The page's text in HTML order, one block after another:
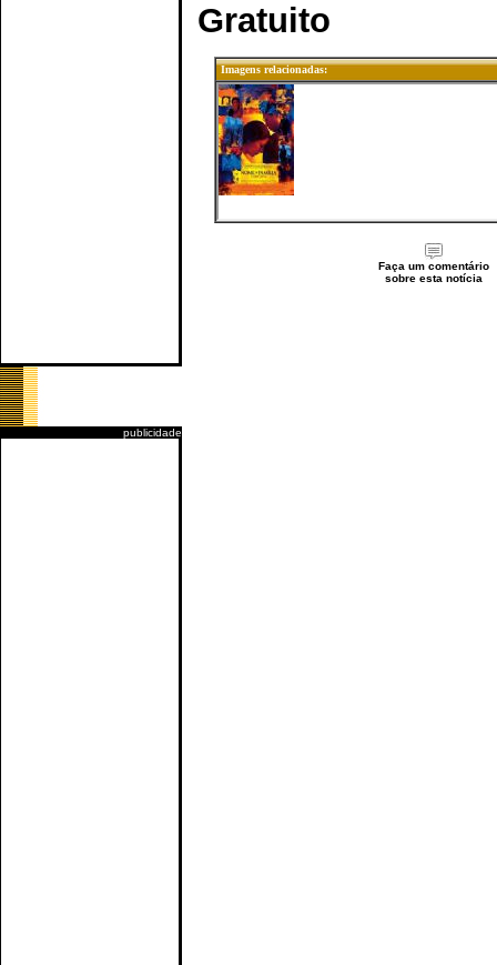
publicidade
Gratuito
Imagens relacionadas:
Faça um comentário
sobre esta notícia